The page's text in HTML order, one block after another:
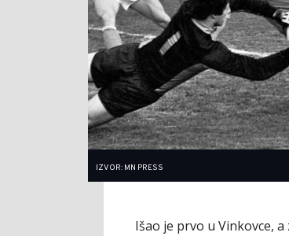
IZVOR: MN PRESS
Išao je prvo u Vinkovce,